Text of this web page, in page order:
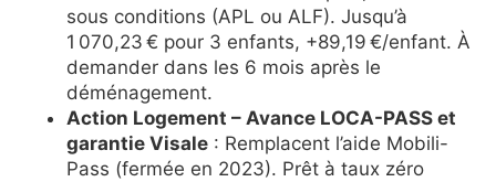
sous conditions (APL ou ALF). Jusqu’à
1 070,23 € pour 3 enfants, +89,19 €/enfant. À
demander dans les 6 mois après le
déménagement.
Action Logement – Avance LOCA-PASS et
garantie Visale: Remplacent l’aide Mobili-
Pass (fermée en 2023). Prêt à taux zéro